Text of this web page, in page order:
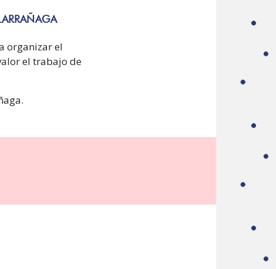
organizar el
el trabajo de